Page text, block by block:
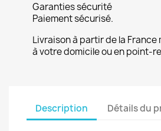
Garanties sécurité
Paiement sécurisé.
Livraison à partir de la
à votre domicile ou en point-
Description Détails du